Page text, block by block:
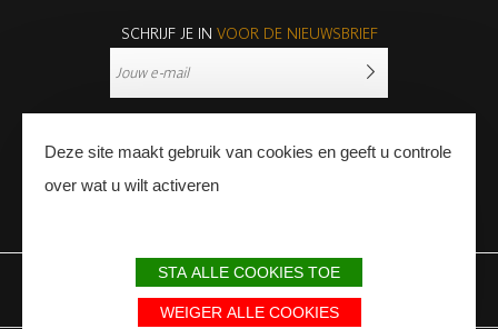
SCHRIJF JE IN VOOR DE NIEUWSBRIEF
WETTELIJKE BEPALINGEN SITEMAP
Deze site maakt gebruik van cookies en geeft u controle
over wat u wilt activeren
STA ALLE COOKIES TOE
WEIGER ALLE COOKIES